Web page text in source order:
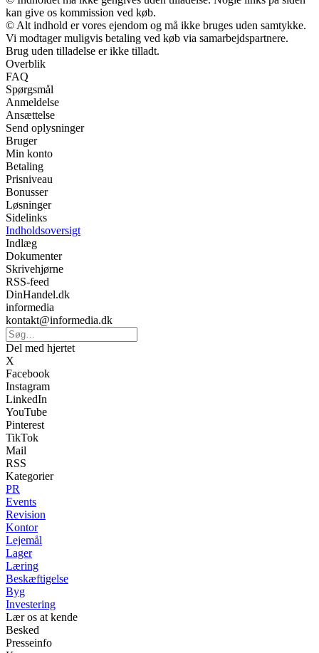
kan give os kommission ved køb.
© Alt indhold er vores ejendom og må ikke bruges uden samtykke.
Vi modtager muligvis betaling ved køb via samarbejdspartnere.
Brug uden tilladelse er ikke tilladt.
Overblik
FAQ
Spørgsmål
Anmeldelse
Ansættelse
Send oplysninger
Bruger
Min konto
Betaling
Prisniveau
Bonusser
Løsninger
Sidelinks
Indholdsoversigt
Indlæg
Dokumenter
Skrivehjørne
RSS-feed
DinHandel.dk
informedia
kontakt@informedia.dk
Del med hjertet
X
Facebook
Instagram
LinkedIn
YouTube
Pinterest
TikTok
Mail
RSS
Kategorier
PR
Events
Revision
Kontor
Lejemål
Lager
Læring
Beskæftigelse
Byg
Investering
Lær os at kende
Besked
Presseinfo